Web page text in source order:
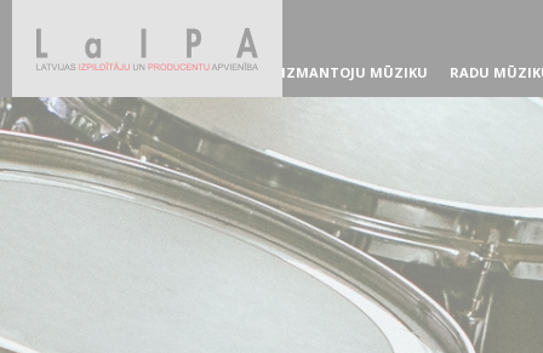
IZMANTOJU MŪZIKU RADU